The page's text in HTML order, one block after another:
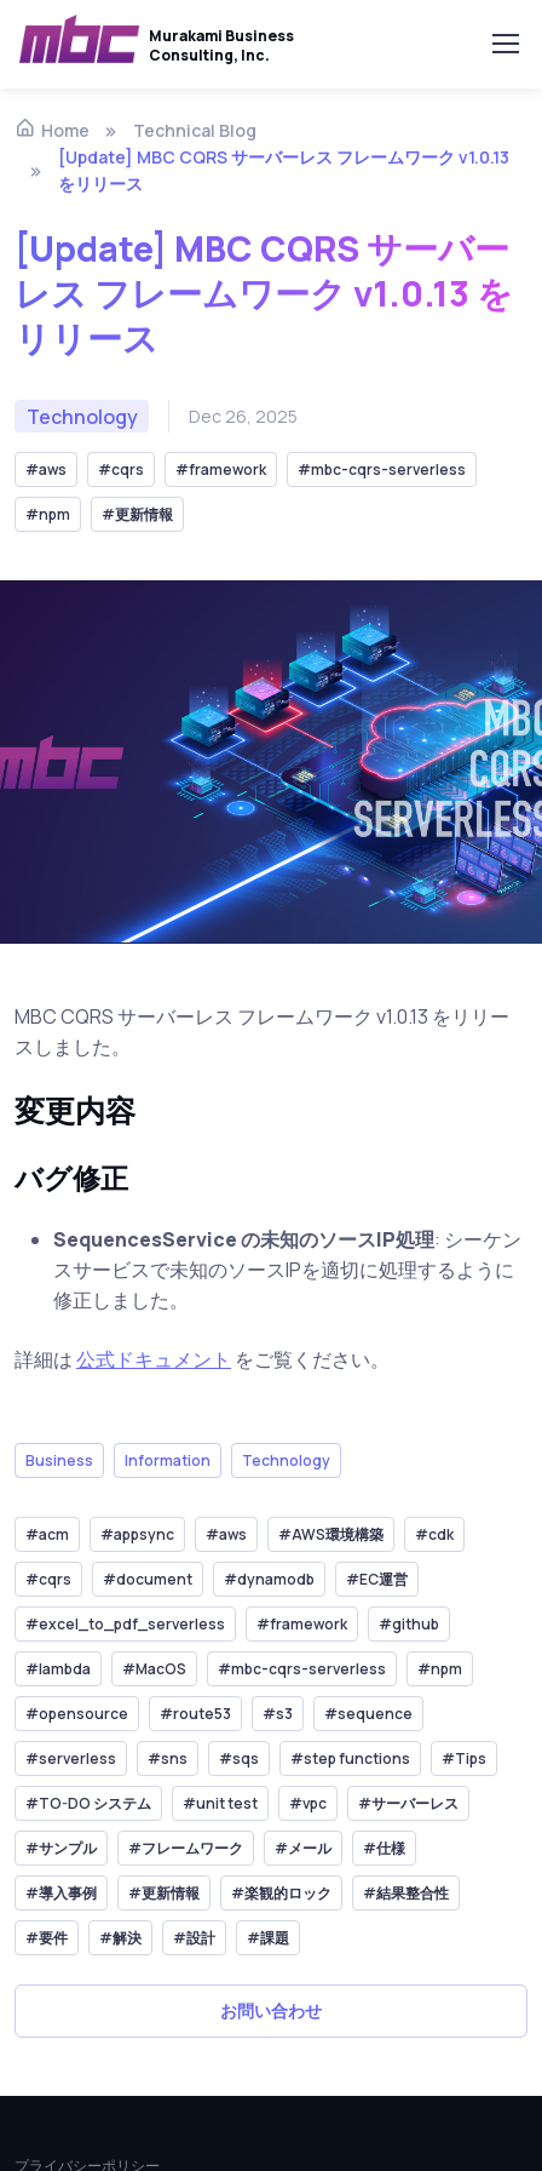
Murakami Business
Consulting, Inc.
Home
Technical Blog
[Update] MBC CQRS サーバーレス フレームワーク v1.0.13
をリリース
[Update] MBC CQRS サーバー
レス フレームワーク v1.0.13 を
リリース
Technology Dec 26, 2025
#aws #cqrs #framework #mbc-cqrs-serverless
#npm #更新情報
MBC CQRS サーバーレス フレームワーク v1.0.13 をリリー
スしました。
変更内容
バグ修正
SequencesService の未知のソースIP処理: シーケン
スサービスで未知のソースIPを適切に処理するように
修正しました。
詳細は公式ドキュメント をご覧ください。
Business Information Technology
#acm #appsync #aws #AWS環境構築 #cdk
#cqrs #document #dynamodb #EC運営
#excel_to_pdf_serverless #framework #github
#lambda #MacOS #mbc-cqrs-serverless #npm
#opensource #route53 #s3 #sequence
#serverless #sns #sqs #step functions #Tips
#TO-DO システム #unit test #vpc #サーバーレス
#サンプル #フレームワーク #メール #仕様
#導入事例 #更新情報 #楽観的ロック #結果整合性
#要件 #解決 #設計 #課題
お問い合わせ
プライバシーポリシー